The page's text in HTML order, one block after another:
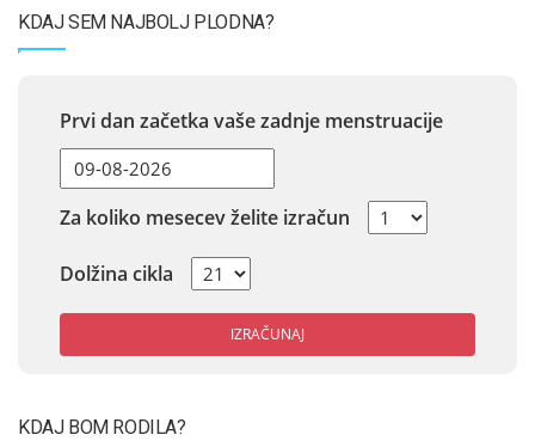
KDAJ SEM NAJBOLJ PLODNA?
Prvi dan začetka vaše zadnje menstruacije
Za koliko mesecev želite izračun
Dolžina cikla
IZRAČUNAJ
KDAJ BOM RODILA?